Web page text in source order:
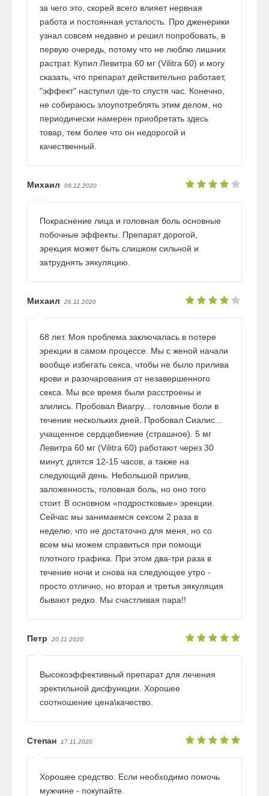
за чего это, скорей всего влияет нервная
работа и постоянная усталость. Про дженерики
узнал совсем недавно и решил попробовать, в
первую очередь, потому что не люблю лишних
растрат. Купил Левитра 60 мг (Vilitra 60) и могу
сказать, что препарат действительно работает,
"эффект" наступил где-то спустя час. Конечно,
не собираюсь злоупотреблять этим делом, но
периодически намерен приобретать здесь
товар, тем более что он недорогой и
качественный.
Михаил 09.12.2020
Покраснение лица и головная боль основные
побочные эффекты. Препарат дорогой,
эрекция может быть слишком сильной и
затруднять эякуляцию.
Михаил 26.11.2020
68 лет. Моя проблема заключалась в потере
эрекции в самом процессе. Мы с женой начали
вообще избегать секса, чтобы не было прилива
крови и разочарования от незавершенного
секса. Мы все время были расстроены и
злились. Пробовал Виагру... головные боли в
течение нескольких дней. Пробовал Сиалис...
учащенное сердцебиение (страшное). 5 мг
Левитра 60 мг (Vilitra 60) работают через 30
минут, длятся 12-15 часов, а также на
следующий день. Небольшой прилив,
заложенность, головная боль, но оно того
стоит. В основном «подростковые» эрекции.
Сейчас мы занимаемся сексом 2 раза в
неделю, что не достаточно для меня, но со
всем мы можем справиться при помощи
плотного графика. При этом два-три раза в
течение ночи и снова на следующее утро -
просто отлично, но вторая и третья эякуляция
бывают редко. Мы счастливая пара!!
Петр 20.11.2020
Высокоэффективный препарат для лечения
эректильной дисфункции. Хорошее
соотношение цена\качество.
Степан 17.11.2020
Хорошее средство. Если необходимо помочь
мужчине - покупайте.